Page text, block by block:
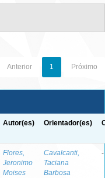
Anterior 1 Próximo
Autor(es) Orientador(es)
Flores,
Jeronimo
Moises
Cavalcanti,
Taciana
Barbosa
-